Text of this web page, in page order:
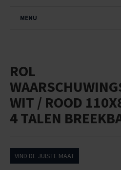
MENU
ROL
WIT / ROOD
4 TALEN
VIND DE JUISTE MAAT